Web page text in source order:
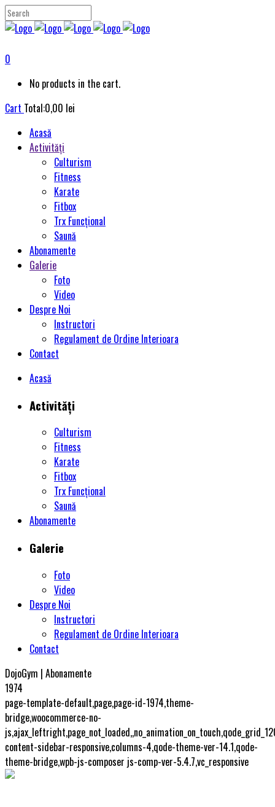
0
No products in the cart.
Cart Total:0,00 lei
Acasă
Activități
Culturism
Fitness
Karate
Fitbox
Trx Funcțional
Saună
Abonamente
Galerie
Foto
Video
Despre Noi
Instructori
Regulament de Ordine Interioara
Contact
Acasă
Activități
Culturism
Fitness
Karate
Fitbox
Trx Funcțional
Saună
Abonamente
Galerie
Foto
Video
Despre Noi
Instructori
Regulament de Ordine Interioara
Contact
DojoGym | Abonamente
1974
page-template-default,page,page-id-1974,theme-
bridge,woocommerce-no-
content-sidebar-responsive,columns-4,qode-theme-ver-14.1,qode-
theme-bridge,wpb-js-composer js-comp-ver-5.4.7,vc_responsive